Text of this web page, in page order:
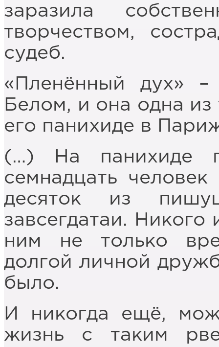
заразила
творчеством,
судеб.
«Пленённый дух»
Белом, и она одна из
его панихиде в
(…) На панихиде
семнадцать
десяток из
завсегдатаи. Никого
ним не только
долгой личной
было.
И никогда ещё,
жизнь с таким